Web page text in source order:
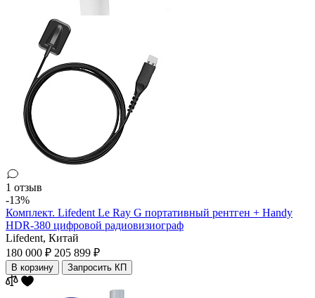
1 отзыв
-13%
Комплект. Lifedent Le Ray G портативный рентген + Handy
HDR-380 цифровой радиовизиограф
Lifedent, Китай
180 000 ₽ 205 899 ₽
В корзину Запросить КП